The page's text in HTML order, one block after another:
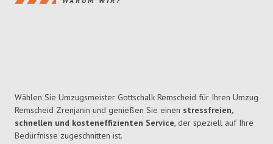
Wählen Sie Umzugsmeister Gottschalk Remscheid für Ihren Umzug
Remscheid Zrenjanin und genießen Sie einen stressfreien,
schnellen und kosteneffizienten Service, der speziell auf Ihre
Bedürfnisse zugeschnitten ist.